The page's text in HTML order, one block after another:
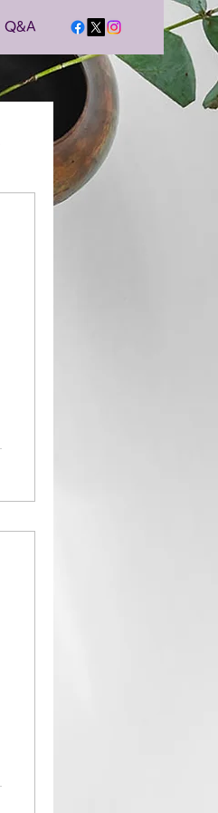
Q&A